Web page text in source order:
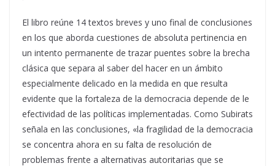
El libro reúne 14 textos breves y uno final de conclusiones
en los que aborda cuestiones de absoluta pertinencia en
un intento permanente de trazar puentes sobre la brecha
clásica que separa al saber del hacer en un ámbito
especialmente delicado en la medida en que resulta
evidente que la fortaleza de la democracia depende de le
efectividad de las políticas implementadas. Como Subirats
señala en las conclusiones, «la fragilidad de la democracia
se concentra ahora en su falta de resolución de
problemas frente a alternativas autoritarias que se